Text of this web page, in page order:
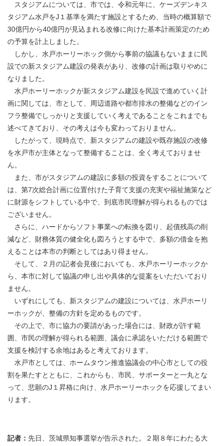
スタジアムについては、市では、令和元年に、ケーズデンキス
タジアム水戸をJ１基準を満たす施設とするため、当時の概算額で
30億円から40億円が見込まれる改修に向けた基本計画策定のため
の予算を計上しました。
しかし、水戸ホーリーホック側から事前の協議もないままに民
設での新スタジアム建設の発表があり、改修の計画は取りやめに
なりました。
水戸ホーリーホックが新スタジアム建設を民設で進めていく計
画に関しては、市として、周辺道路や都市排水の整備などのイン
フラ整備でしっかりと支援していく考えであることをこれまでも
述べてきており、その考えは今も変わっておりません。
したがって、現時点で、新スタジアムの建設や既存施設の改修
を水戸市が主体となって整備することは、全く考えておりませ
ん。
また、市がスタジアムの建設に多額の投資をすることについて
は、第7次総合計画に位置付けた子育て支援の充実や福祉施策など
に財源をシフトしている中で、到底市民理解が得られるものでは
ございません。
さらに、ハードからソフト事業への転換を図り、起債残高の削
減など、財務体質の健全化も図ろうとする中で、多額の借金を抱
えることは本市の判断としてはあり得ません。
そして、２月の記者会見後においても、水戸ホーリーホックか
ら、本市に対して協議の申し出や具体的な提案をいただいており
ません。
いずれにしても、新スタジアムの建設については、水戸ホーリ
ーホックが、整備の方針を定めるものです。
その上で、市に協力の要請があった場合には、財政が許す範
囲、市民の理解が得られる範囲、議会に承認をいただける範囲で
支援を検討する余地はあると考えております。
水戸市としては、ホームタウン推進協議会の中心市としての役
割を果たすとともに、これからも、市民、サポーターと一丸とな
って、悲願のJ１昇格に向け、水戸ホーリーホックを応援してまい
ります。
記者： 先日、茨城県知事選挙が告示された。２期８年にわたる大